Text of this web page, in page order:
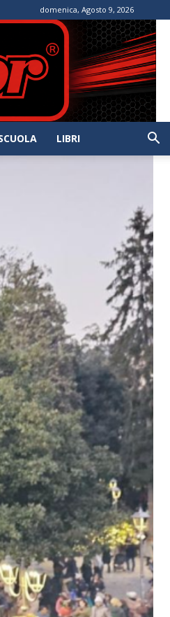
domenica, Agosto 9, 2026
LIBRI